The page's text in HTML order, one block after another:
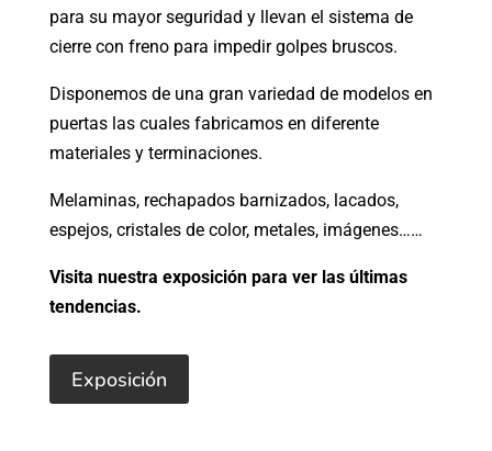
para su mayor seguridad y llevan el sistema de
cierre con freno para impedir golpes bruscos.
Disponemos de una gran variedad de modelos en
puertas las cuales fabricamos en diferente
materiales y terminaciones.
Melaminas, rechapados barnizados, lacados,
espejos, cristales de color, metales, imágenes……
Visita nuestra exposición para ver las últimas
tendencias.
Exposición